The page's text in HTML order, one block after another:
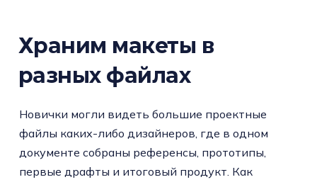
Храним макеты в
разных файлах
Новички могли видеть большие проектные
файлы каких-либо дизайнеров, где в одном
документе собраны референсы, прототипы,
первые драфты и итоговый продукт. Как